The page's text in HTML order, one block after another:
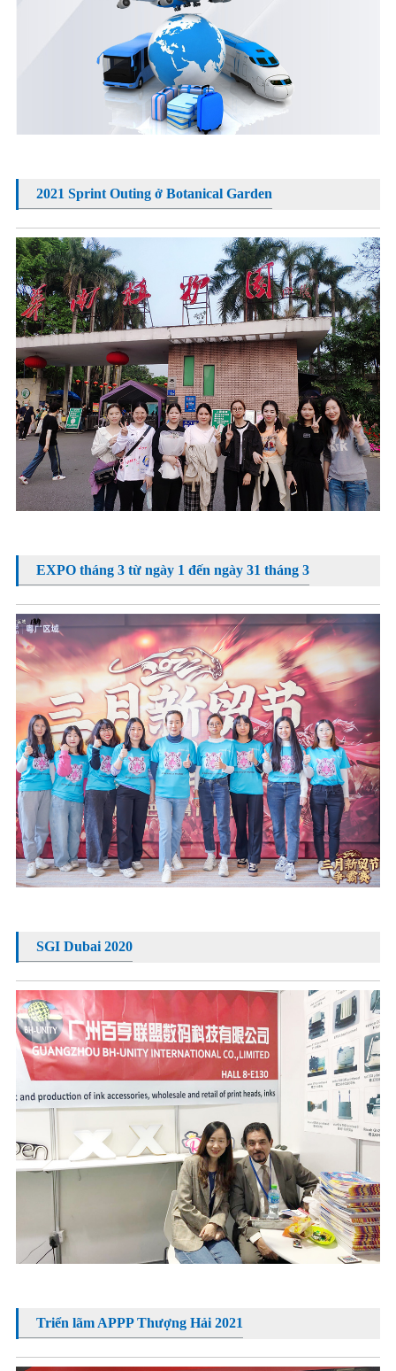
2021 Sprint Outing ở Botanical Garden
EXPO tháng 3 từ ngày 1 đến ngày 31 tháng 3
SGI Dubai 2020
Triển lãm APPP Thượng Hải 2021